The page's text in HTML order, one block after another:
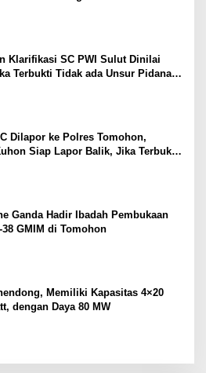
Klarifikasi SC PWI Sulut Dinilai
Terbukti Tidak ada Unsur Pidana
Dilapor ke Polres Tomohon,
Siap Lapor Balik, Jika Terbukti
Ganda Hadir Ibadah Pembukaan
38 GMIM di Tomohon
Memiliki Kapasitas 4×20
dengan Daya 80 MW